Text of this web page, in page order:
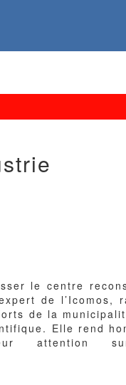
le centre
de l’Icomos,
de la
Elle rend